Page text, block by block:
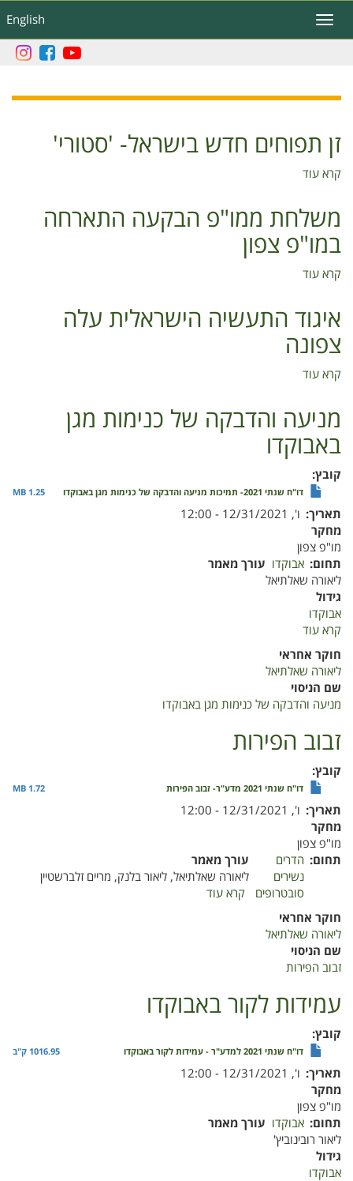
לתוכן
העיקרי
English
Toggle
navigation
זן תפוחים חדש בישראל- 'סטורי'
קרא עוד
תפוחים
חדש
בישראל-
'סטורי'
משלחת ממו"פ הבקעה התארחה
במו"פ צפון
קרא עוד
הבקעה
התארחה
במו"פ
איגוד התעשיה הישראלית עלה
צפונה
קרא עוד
הישראלית
עלה
צפונה
מניעה והדבקה של כנימות מגן
באבוקדו
קובץ
דו"ח שנתי 2021- תמיכות מניעה והדבקה של כנימות מגן באבוקדו 1.25 MB
תאריך ו', 12/31/2021 - 12:00
מחקר
מו"פ צפון
תחום אבוקדו עורך מאמר
ליאורה שאלתיאל
גידול
אבוקדו
קרא עוד
והדבקה
של
כנימות
מגן
חוקר אחראי
ליאורה שאלתיאל
שם הניסוי
מניעה והדבקה של כנימות מגן באבוקדו
זבוב הפירות
קובץ
דו"ח שנתי 2021 מדע"ר- זבוב הפירות 1.72 MB
תאריך ו', 12/31/2021 - 12:00
מחקר
מו"פ צפון
תחום
הדרים
נשירים
סובטרופים
עורך מאמר
ליאורה שאלתיאל, ליאור בלנק, מריים זלברשטיין
קרא עוד
חוקר אחראי
ליאורה שאלתיאל
שם הניסוי
זבוב הפירות
עמידות לקור באבוקדו
קובץ
דו"ח שנתי 2021 למדע"ר - עמידות לקור באבוקדו 1016.95 ק"ב
תאריך ו', 12/31/2021 - 12:00
מחקר
מו"פ צפון
תחום אבוקדו עורך מאמר
ליאור רובינוביץ'
גידול
אבוקדו